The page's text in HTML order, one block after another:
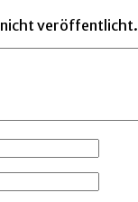
veröffentlicht.